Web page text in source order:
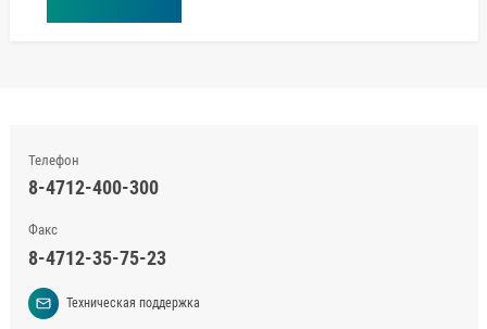
Телефон
8-4712-400-300
Факс
8-4712-35-75-23
Техническая поддержка